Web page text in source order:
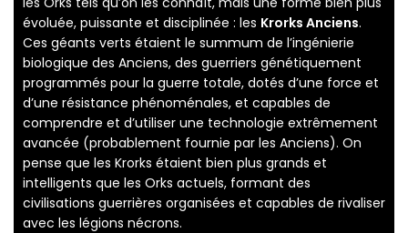
évoluée, puissante et disciplinée : les Krorks Anciens.
Ces géants verts étaient le summum de l’ingénierie
biologique des Anciens, des guerriers génétiquement
programmés pour la guerre totale, dotés d’une force et
d’une résistance phénoménales, et capables de
comprendre et d’utiliser une technologie extrêmement
avancée (probablement fournie par les Anciens). On
pense que les Krorks étaient bien plus grands et
intelligents que les Orks actuels, formant des
civilisations guerrières organisées et capables de rivaliser
avec les légions nécrons.